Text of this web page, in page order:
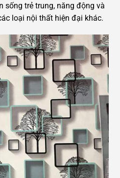
sống trẻ trung, năng động và
loại nội thất hiện đại khác.